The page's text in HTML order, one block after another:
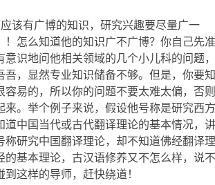
应该有广博的知识，研究兴趣要尽量广一
！怎么知道他的知识广不广博？你自己先准
意识地问他相关领域的几个小儿科的问题，
吾，显然专业知识储备不够。但是，你要知
容易的，所以你的问题不要太难太偏，否则
来。举个例子来说，假设他号称是研究西方
道中国当代或古代翻译理论的基本情况，讲
称研究中国翻译理论，却不知道佛经翻译理
的基本理论，古汉语修养又不怎么样，说不
这样的导师，赶快绕道！